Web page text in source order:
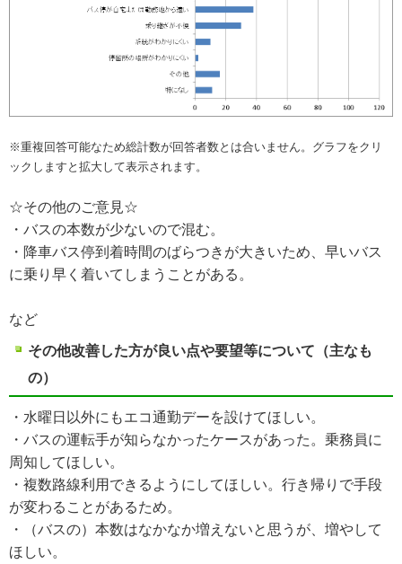
※重複回答可能なため総計数が回答者数とは合いません。グラフをクリ
ックしますと拡大して表示されます。
☆その他のご意見☆
・バスの本数が少ないので混む。
・降車バス停到着時間のばらつきが大きいため、早いバス
に乗り早く着いてしまうことがある。
など
その他改善した方が良い点や要望等について（主なも
の）
・水曜日以外にもエコ通勤デーを設けてほしい。
・バスの運転手が知らなかったケースがあった。乗務員に
周知してほしい。
・複数路線利用できるようにしてほしい。行き帰りで手段
が変わることがあるため。
・（バスの）本数はなかなか増えないと思うが、増やして
ほしい。